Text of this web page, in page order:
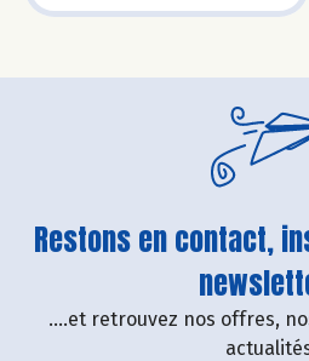
Restons en contact,
....et retrouvez nos offres,